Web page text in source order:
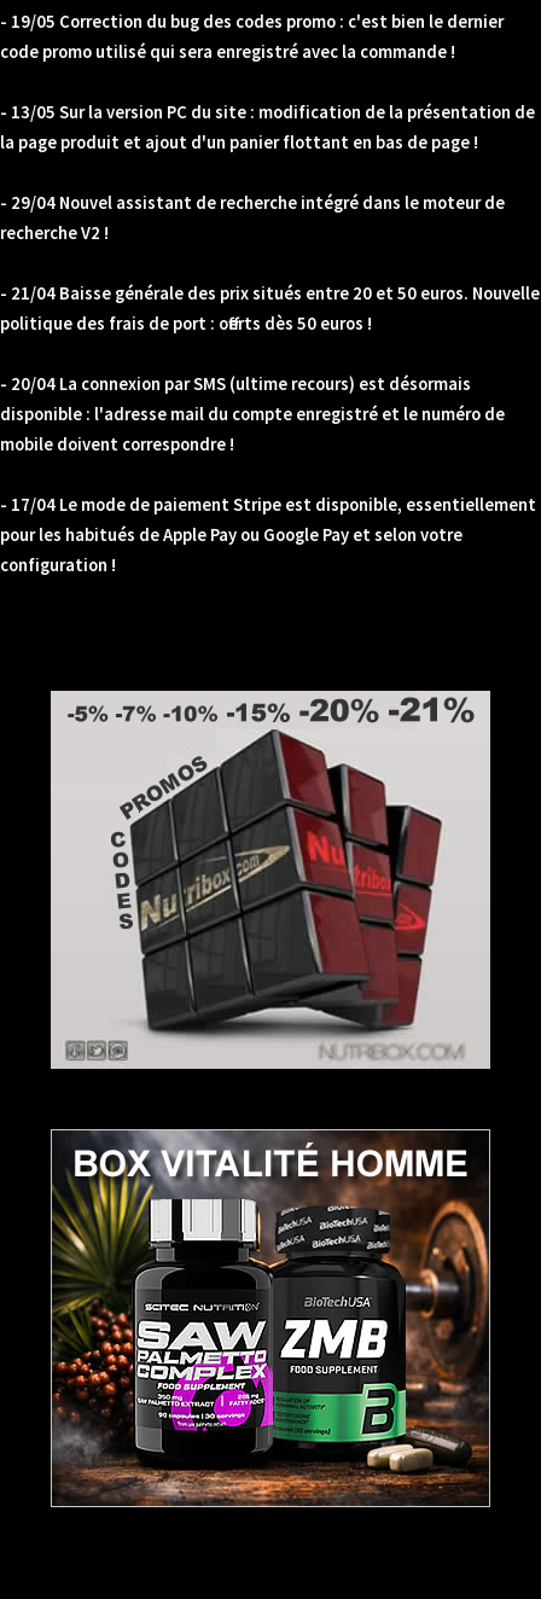
- 19/05 Correction du bug des codes promo : c'est bien le dernier
code promo utilisé qui sera enregistré avec la commande !
- 13/05 Sur la version PC du site : modification de la présentation de
la page produit et ajout d'un panier flottant en bas de page !
- 29/04 Nouvel assistant de recherche intégré dans le moteur de
recherche V2 !
- 21/04 Baisse générale des prix situés entre 20 et 50 euros. Nouvelle
politique des frais de port : offerts dès 50 euros !
- 20/04 La connexion par SMS (ultime recours) est désormais
disponible : l'adresse mail du compte enregistré et le numéro de
mobile doivent correspondre !
- 17/04 Le mode de paiement Stripe est disponible, essentiellement
pour les habitués de Apple Pay ou Google Pay et selon votre
configuration !